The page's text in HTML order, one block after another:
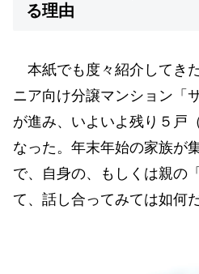
る理由
本紙でも度々紹介してき
ニア向け分譲マンション「
が進み、いよいよ残り５戸
なった。年末年始の家族が
で、自身の、もしくは親の
て、話し合ってみては如何